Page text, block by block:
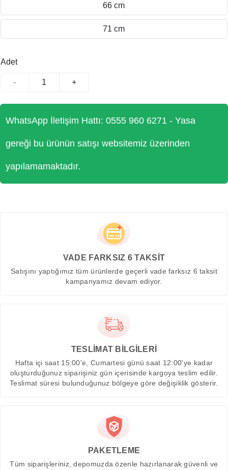
66 cm
71 cm
Adet
- +
WhatsApp İletişim Hattı: 0555 960 6271 - Yasa
gereği bu ürünün satışı websitemiz üzerinden
yapılamamaktadır.
VADE FARKSIZ 6 TAKSİT
Satışını yaptığımız tüm ürünlerde geçerli vade farksız 6 taksit
kampanyamız devam ediyor.
TESLİMAT BİLGİLERİ
Hafta içi saat 15:00'e, Cumartesi günü saat 12:00'ye kadar
oluşturduğunuz siparişiniz gün içerisinde kargoya teslim edilir.
Teslimat süresi bulunduğunuz bölgeye göre değişiklik gösterir.
PAKETLEME
Tüm siparişleriniz, depomuzda özenle hazırlanarak güvenli ve